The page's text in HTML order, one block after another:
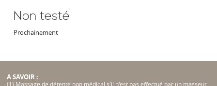
Non testé
Prochainement
A SAVOIR :
(1) Massage de détente non médical s'il n'est pas effectué par un masseur